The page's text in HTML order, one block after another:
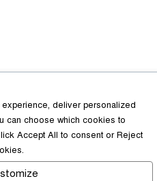
আগস্ট ২০২৬
জাতীয় যুব শক্তির নতুন কমিটি,
বাঁধন-ইমন
০২ আগস্ট ২০২৬
deliver personalized
can choose which cookies to
Accept All to consent orReject